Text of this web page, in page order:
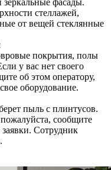
стеллажей,
от вещей стеклянные
покрытия, полы
у вас нет своего
об этом оператору,
оборудование.
пыль с плинтусов.
сообщите
Сотрудник